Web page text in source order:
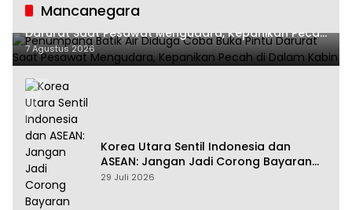
Mancanegara
Penumpang Batik Air Diduga Coba Buka Pintu
Darurat Saat Pesawat Mengudara, Kepanikan Pecah
di Dalam Kabin
7 Agustus 2026
Korea Utara Sentil Indonesia dan
ASEAN: Jangan Jadi Corong Bayaran
Amerika Serikat
29 Juli 2026